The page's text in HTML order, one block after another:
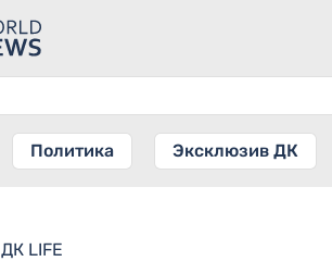
Политика Эксклюзив ДК
ДК LIFE